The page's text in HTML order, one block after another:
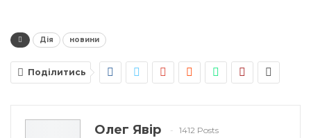
Дія новини
Поділитись
Олег Явір 1412 Posts